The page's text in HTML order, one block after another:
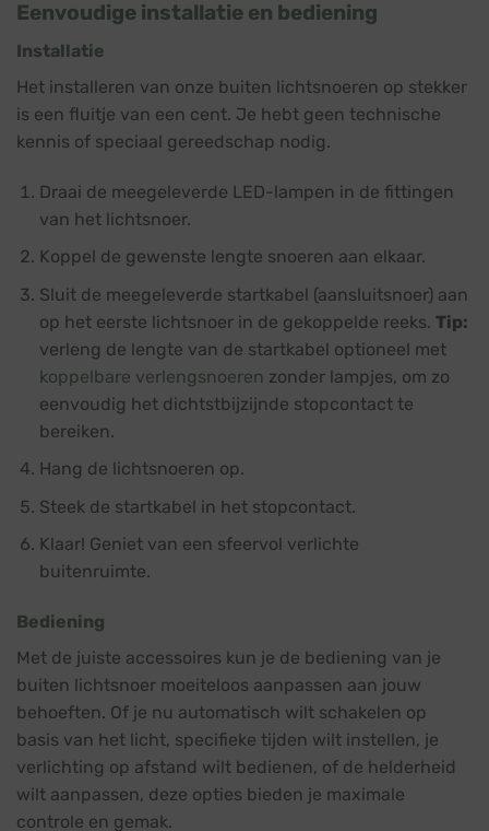
Eenvoudige installatie en bediening
Installatie
Het installeren van onze buiten lichtsnoeren op stekker
is een fluitje van een cent. Je hebt geen technische
kennis of speciaal gereedschap nodig.
Draai de meegeleverde LED-lampen in de fittingen
van het lichtsnoer.
Koppel de gewenste lengte snoeren aan elkaar.
Sluit de meegeleverde startkabel (aansluitsnoer) aan
op het eerste lichtsnoer in de gekoppelde reeks. Tip:
verleng de lengte van de startkabel optioneel met
koppelbare verlengsnoeren zonder lampjes, om zo
eenvoudig het dichtstbijzijnde stopcontact te
bereiken.
Hang de lichtsnoeren op.
Steek de startkabel in het stopcontact.
Klaar! Geniet van een sfeervol verlichte
buitenruimte.
Bediening
Met de juiste accessoires kun je de bediening van je
buiten lichtsnoer moeiteloos aanpassen aan jouw
behoeften. Of je nu automatisch wilt schakelen op
basis van het licht, specifieke tijden wilt instellen, je
verlichting op afstand wilt bedienen, of de helderheid
wilt aanpassen, deze opties bieden je maximale
controle en gemak.